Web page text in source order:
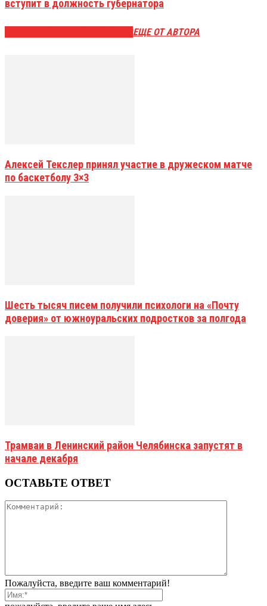
вступит в должность губернатора
ЕЩЕ ОТ АВТОРА
Алексей Текслер принял участие в дружеском матче
по баскетболу 3×3
Шесть тысяч писем получили психологи на «Почту
доверия» от южноуральских подростков за полгода
Трамваи в Ленинский район Челябинска запустят в
начале декабря
ОСТАВЬТЕ ОТВЕТ
Пожалуйста, введите ваш комментарий!